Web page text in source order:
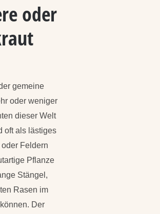
oder
gemeine
oder weniger
dieser Welt
oft als lästiges
Feldern
Pflanze
Stängel,
Rasen im
Der